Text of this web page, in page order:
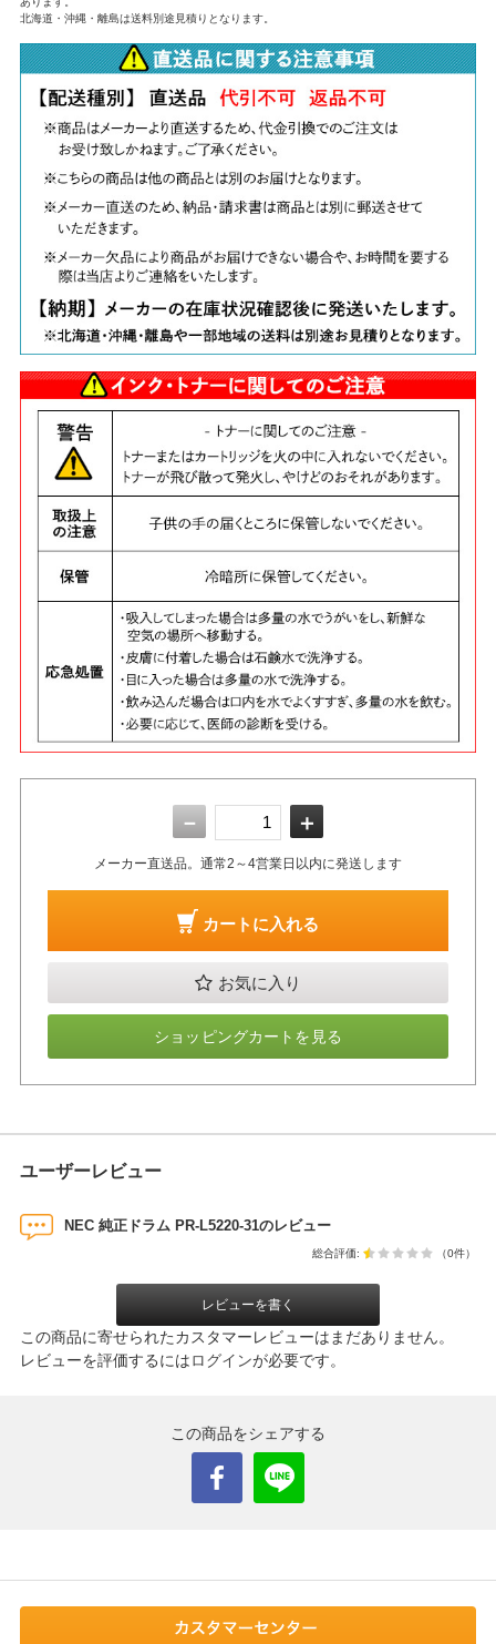
北海道・沖縄・離島は送料別途見積りとなります。
－ ＋
メーカー直送品。通常2～4営業日以内に発送します
カートに入れる
お気に入り
ショッピングカートを見る
ユーザーレビュー
NEC 純正ドラム PR-L5220-31のレビュー
総合評価: （0件）
レビューを書く
この商品に寄せられたカスタマーレビューはまだありません。
レビューを評価するにはログインが必要です。
この商品をシェアする